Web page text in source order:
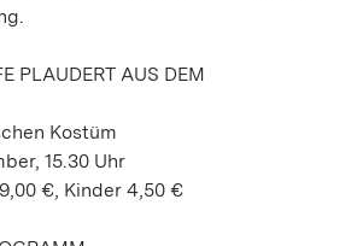
PLAUDERT AUS DEM
Kostüm
15.30 Uhr
€, Kinder 4,50 €